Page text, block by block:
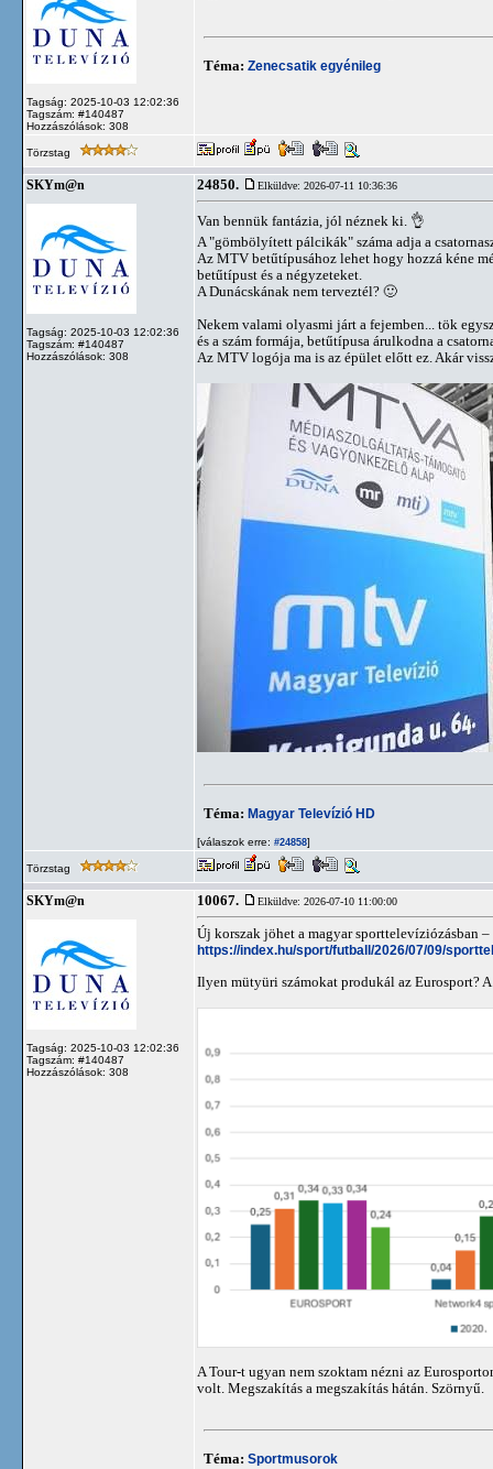
Tagság: 2025-10-03 12:02:36
Tagszám: #140487
Hozzászólások: 308
Téma: Zenecsatik egyénileg
Törzstag
SKYm@n
Tagság: 2025-10-03 12:02:36
Tagszám: #140487
Hozzászólások: 308
24850. Elküldve: 2026-07-11 10:36:36
Van bennük fantázia, jól néznek ki. 👌
A "gömbölyített pálcikák" száma adja a
Az MTV betűtípusához lehet hogy hozzá kéne
betűtípust és a négyzeteket.
A Dunácskának nem terveztél? 🙂
Nekem valami olyasmi járt a fejemben... tök
és a szám formája, betűtípusa árulkodna a
Az MTV logója ma is az épület előtt ez. Akár
Téma: Magyar Televízió HD
[válaszok erre: #24858]
Törzstag
SKYm@n
Tagság: 2025-10-03 12:02:36
Tagszám: #140487
Hozzászólások: 308
10067. Elküldve: 2026-07-10 11:00:00
Új korszak jöhet a magyar sporttelevíziózásban
https://index.hu/sport/futball/2026/07/09/
Ilyen mütyüri számokat produkál az Eurosport?
A Tour-t ugyan nem szoktam nézni az
volt. Megszakítás a megszakítás hátán. Szörnyű.
Téma: Sportmusorok